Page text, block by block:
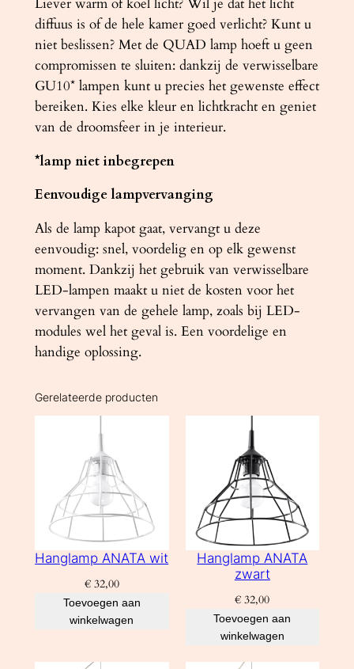
diffuus is of de hele kamer goed verlicht? Kunt u
niet beslissen? Met de QUAD lamp hoeft u geen
compromissen te sluiten: dankzij de verwisselbare
GU10* lampen kunt u precies het gewenste effect
bereiken. Kies elke kleur en lichtkracht en geniet
van de droomsfeer in je interieur.
*lamp niet inbegrepen
Eenvoudige lampvervanging
Als de lamp kapot gaat, vervangt u deze
eenvoudig: snel, voordelig en op elk gewenst
moment. Dankzij het gebruik van verwisselbare
LED-lampen maakt u niet de kosten voor het
vervangen van de gehele lamp, zoals bij LED-
modules wel het geval is. Een voordelige en
handige oplossing.
Gerelateerde producten
Hanglamp ANATA wit
€32,00
Toevoegen aan
winkelwagen
Hanglamp ANATA
zwart
€ 32,00
Toevoegen aan
winkelwagen